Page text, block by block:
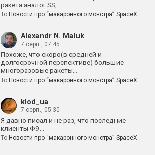
ракета аналог SS,…
To Новости про “макаронного монстра” SpaceX
Alexandr N. Maluk
7 серп., 07:45
Похоже, что скоро(в средней и
долгосрочной перспективе) большие
многоразовые ракеты…
To Новости про “макаронного монстра” SpaceX
klod_ua
7 серп., 05:30
Я давно писал и не раз, что последние
клиенты Ф9…
To Новости про “макаронного монстра” SpaceX